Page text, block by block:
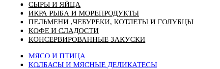
СЫРЫ И ЯЙЦА
ИКРА РЫБА И МОРЕПРОДУКТЫ
ПЕЛЬМЕНИ ,ЧЕБУРЕКИ, КОТЛЕТЫ И ГОЛУБЦЫ
КОФЕ И СЛАДОСТИ
КОНСЕРВИРОВАННЫЕ ЗАКУСКИ
МЯСО И ПТИЦА
КОЛБАСЫ И МЯСНЫЕ ДЕЛИКАТЕСЫ